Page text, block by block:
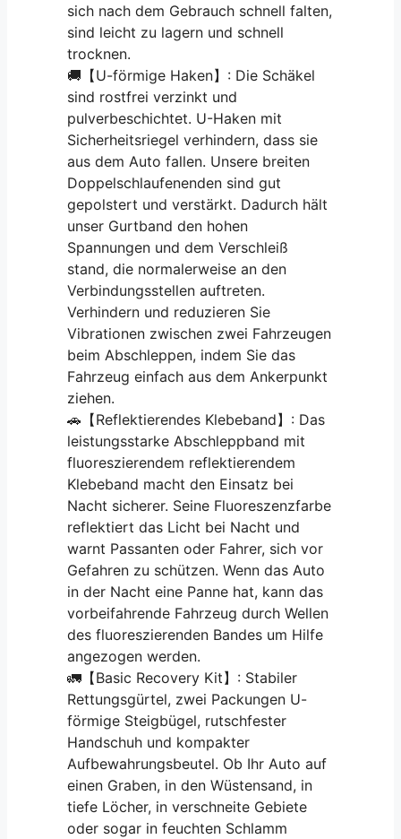
sich nach dem Gebrauch schnell falten,
sind leicht zu lagern und schnell
trocknen.
🚚【U-förmige Haken】: Die Schäkel
sind rostfrei verzinkt und
pulverbeschichtet. U-Haken mit
Sicherheitsriegel verhindern, dass sie
aus dem Auto fallen. Unsere breiten
Doppelschlaufenenden sind gut
gepolstert und verstärkt. Dadurch hält
unser Gurtband den hohen
Spannungen und dem Verschleiß
stand, die normalerweise an den
Verbindungsstellen auftreten.
Verhindern und reduzieren Sie
Vibrationen zwischen zwei Fahrzeugen
beim Abschleppen, indem Sie das
Fahrzeug einfach aus dem Ankerpunkt
ziehen.
🚗【Reflektierendes Klebeband】: Das
leistungsstarke Abschleppband mit
fluoreszierendem reflektierendem
Klebeband macht den Einsatz bei
Nacht sicherer. Seine Fluoreszenzfarbe
reflektiert das Licht bei Nacht und
warnt Passanten oder Fahrer, sich vor
Gefahren zu schützen. Wenn das Auto
in der Nacht eine Panne hat, kann das
vorbeifahrende Fahrzeug durch Wellen
des fluoreszierenden Bandes um Hilfe
angezogen werden.
🚛【Basic Recovery Kit】: Stabiler
Rettungsgürtel, zwei Packungen U-
förmige Steigbügel, rutschfester
Handschuh und kompakter
Aufbewahrungsbeutel. Ob Ihr Auto auf
einen Graben, in den Wüstensand, in
tiefe Löcher, in verschneite Gebiete
oder sogar in feuchten Schlamm